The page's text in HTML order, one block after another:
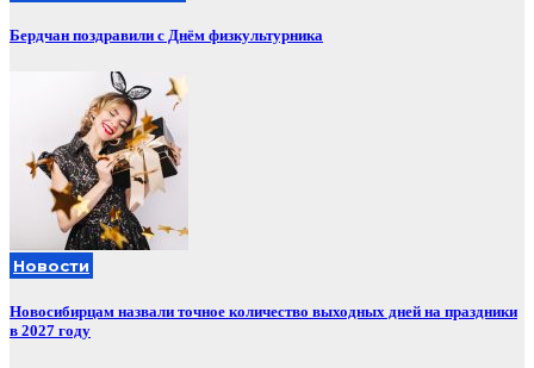
Бердчан поздравили с Днём физкультурника
Новости
Новосибирцам назвали точное количество выходных дней на праздники
в 2027 году